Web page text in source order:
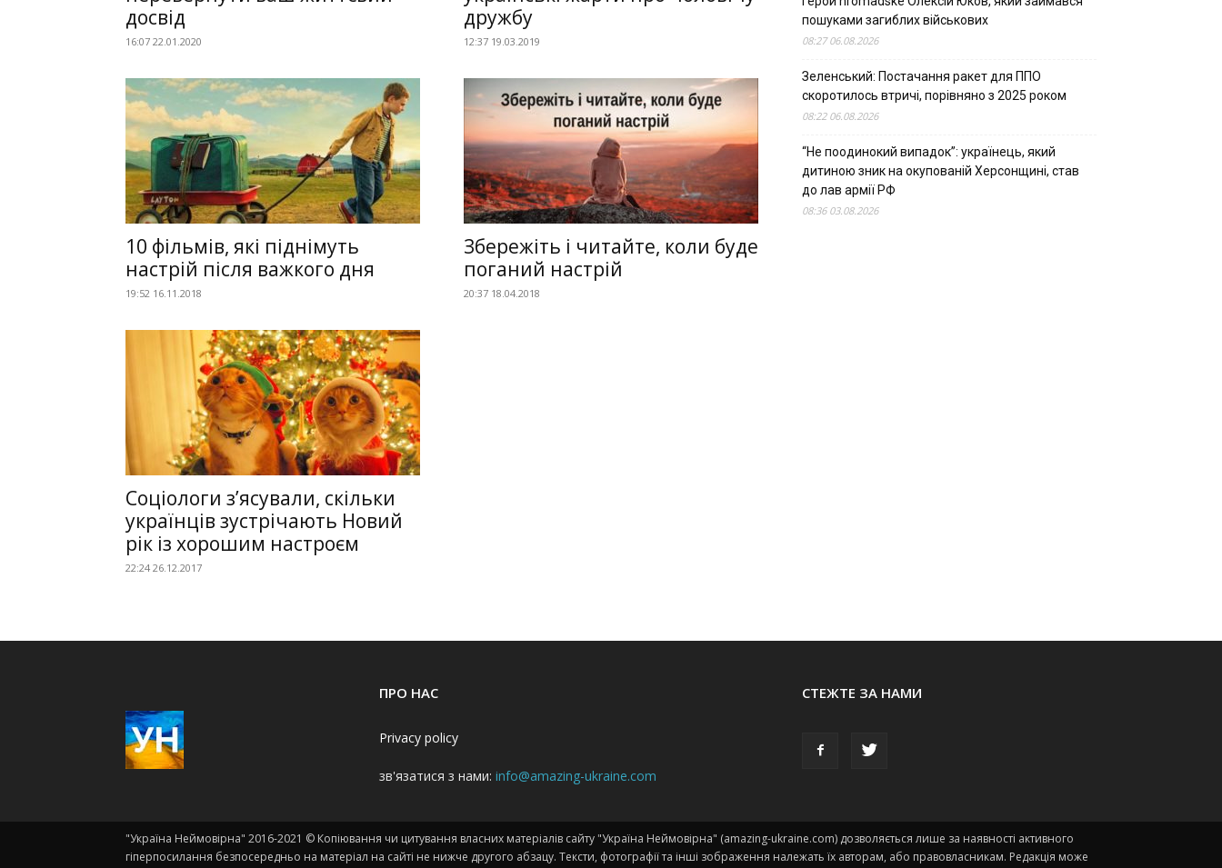
досвід
16:07 22.01.2020
дружбу
12:37 19.03.2019
10 фільмів, які піднімуть
настрій після важкого дня
19:52 16.11.2018
Збережіть і читайте, коли буде
поганий настрій
20:37 18.04.2018
Соціологи з’ясували, скільки
українців зустрічають Новий
рік із хорошим настроєм
22:24 26.12.2017
пошуками загиблих військових
08:27 06.08.2026
Зеленський: Постачання ракет для ППО
скоротилось втричі, порівняно з 2025 роком
08:22 06.08.2026
“Не поодинокий випадок”: українець, який
дитиною зник на окупованій Херсонщині, став
до лав армії РФ
08:36 03.08.2026
ПРО НАС
Privacy policy
зв'язатися з нами: info@amazing-ukraine.com
СТЕЖТЕ ЗА НАМИ
"Україна Неймовірна" 2016-2021 © Копіювання чи цитування власних матеріалів сайту "Україна Неймовірна" (amazing-ukraine.com) дозволяється лише за наявності активного
гіперпосилання безпосередньо на матеріал на сайті не нижче другого абзацу. Тексти, фотографії та інші зображення належать їх авторам, або правовласникам. Редакція може